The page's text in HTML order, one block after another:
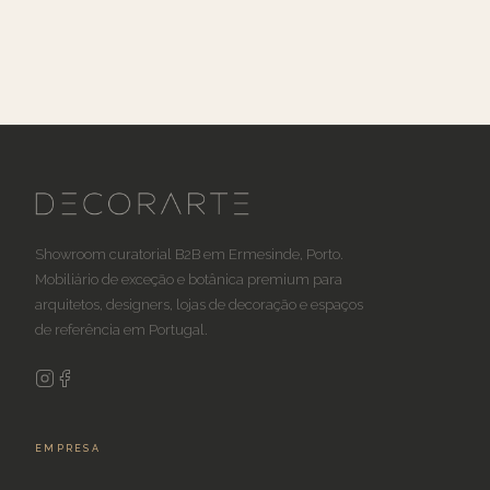
Showroom curatorial B2B em Ermesinde, Porto.
Mobiliário de exceção e botânica premium para
arquitetos, designers, lojas de decoração e espaços
de referência em Portugal.
EMPRESA